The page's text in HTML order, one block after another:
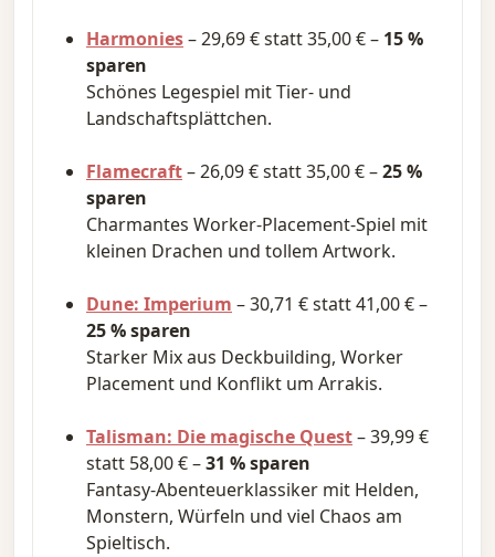
Harmonies– 29,69 € statt 35,00 € – 15 %
sparen
Schönes Legespiel mit Tier- und
Landschaftsplättchen.
Flamecraft– 26,09 € statt 35,00 € –25 %
sparen
Charmantes Worker-Placement-Spiel mit
kleinen Drachen und tollem Artwork.
Dune: Imperium – 30,71 € statt 41,00 € –
25 % sparen
Starker Mix aus Deckbuilding, Worker
Placement und Konflikt um Arrakis.
Talisman: Die magische Quest– 39,99 €
statt 58,00 € –31 % sparen
Fantasy-Abenteuerklassiker mit Helden,
Monstern, Würfeln und viel Chaos am
Spieltisch.